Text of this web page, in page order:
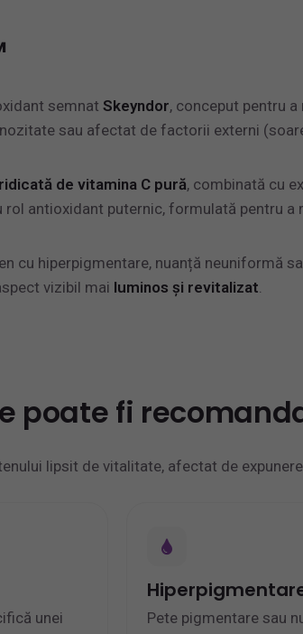
semnat Skeyndor, conceput pentru a
sau afectat de factorii externi
de vitamina C pură, combinată cu
antioxidant puternic, formulată pentru a
cu hiperpigmentare, nuanță neuniformă
vizibil mai luminos și revitalizat
poate fi
lipsit de vitalitate, afectat de
unei
Pete pigmentare sau